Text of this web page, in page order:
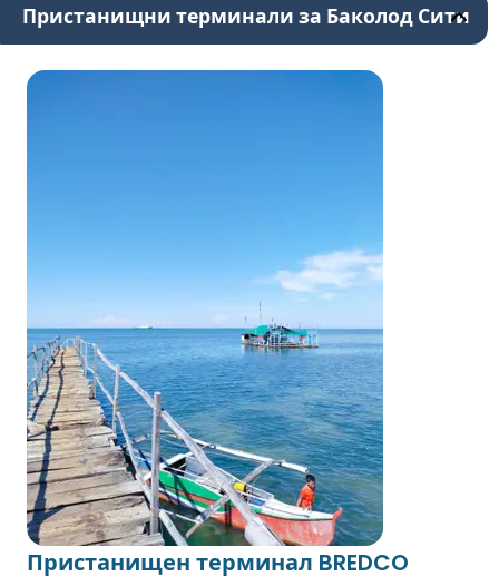
Пристанищни терминали за Баколод Сити
Пристанищен терминал BREDCO